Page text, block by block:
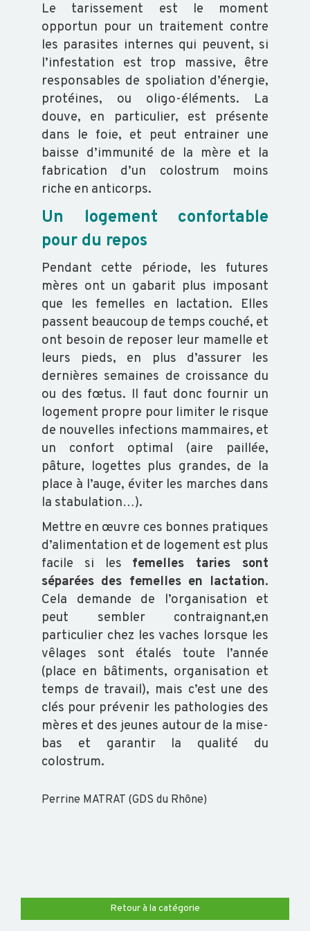
Le tarissement est le moment
opportun pour un traitement contre
les parasites internes qui peuvent, si
l’infestation est trop massive, être
responsables de spoliation d’énergie,
protéines, ou oligo-éléments. La
douve, en particulier, est présente
dans le foie, et peut entrainer une
baisse d’immunité de la mère et la
fabrication d’un colostrum moins
riche en anticorps.
Un logement confortable
pour du repos
Pendant cette période, les futures
mères ont un gabarit plus imposant
que les femelles en lactation. Elles
passent beaucoup de temps couché, et
ont besoin de reposer leur mamelle et
leurs pieds, en plus d’assurer les
dernières semaines de croissance du
ou des fœtus. Il faut donc fournir un
logement propre pour limiter le risque
de nouvelles infections mammaires, et
un confort optimal (aire paillée,
pâture, logettes plus grandes, de la
place à l’auge, éviter les marches dans
la stabulation…).
Mettre en œuvre ces bonnes pratiques
d’alimentation et de logement est plus
facile si les femelles taries sont
séparées des femelles en lactation.
Cela demande de l’organisation et
peut sembler contraignant,en
particulier chez les vaches lorsque les
vêlages sont étalés toute l’année
(place en bâtiments, organisation et
temps de travail), mais c’est une des
clés pour prévenir les pathologies des
mères et des jeunes autour de la mise-
bas et garantir la qualité du
colostrum.
Perrine MATRAT (GDS du Rhône)
Retour à la catégorie